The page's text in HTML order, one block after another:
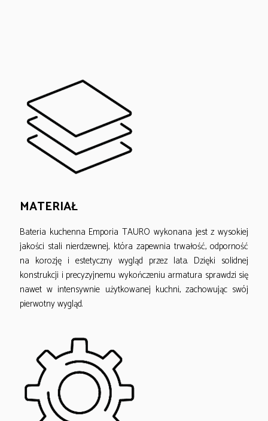
MATERIAŁ
Bateria kuchenna Emporia TAURO wykonana jest z wysokiej
jakości stali nierdzewnej, która zapewnia trwałość, odporność
na korozję i estetyczny wygląd przez lata. Dzięki solidnej
konstrukcji i precyzyjnemu wykończeniu armatura sprawdzi się
nawet w intensywnie użytkowanej kuchni, zachowując swój
pierwotny wygląd.